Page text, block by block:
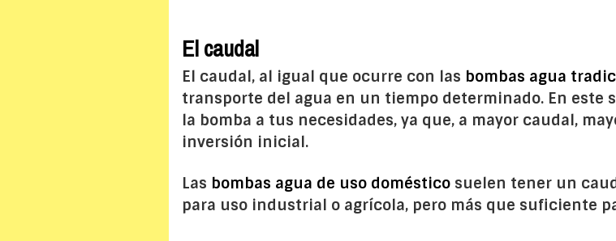
El caudal
El caudal, al igual que ocurre con las bombas agua
transporte del agua en un tiempo determinado. En este
la bomba a tus necesidades, ya que, a mayor caudal,
inversión inicial.
Las bombas agua de uso doméstico suelen tener un
para uso industrial o agrícola, pero más que suficiente